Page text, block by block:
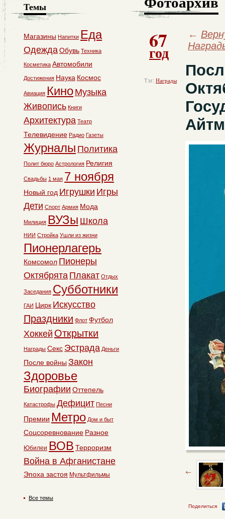
67
год
Тэг: Награды
←
Поделиться
Темы
Магазины Напитки Еда
ОдеждаОбувь Техника
Косметика Автомобили
Достижения Наука Космос
Авиация Кино Музыка
Живопись Книги
Архитектура Театр
Телевидение Радио Газеты
Журналы Политика
Полит бюро Астрология Религия
Свадьбы 1 мая 7 ноября
Новый год Игрушки Игры
Дети Спорт Армия Мода
Милиция ВУЗы Школа
НИИ Стройка Ушли из жизни
Пионерлагерь
Комсомол Пионеры
Октябрята Плакат Отдых
Заседания Субботники
ГАИ Цирк Искусство
Праздники Флот Футбол
Хоккей Открытки
Награды Секс Эстрада Деньги
После войны Закон
Здоровье
Биографии Оттепель
Катастрофы Дефицит Песни
Премии Метро Дом и быт
Соцсоревнование Разное
Юбилеи ВОВ Терроризм
Война в Афганистане
Эпоха застоя Мультфильмы
Все темы